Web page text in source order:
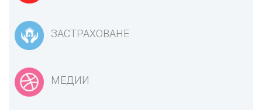
ЗАСТРАХОВАНЕ
МЕДИИ